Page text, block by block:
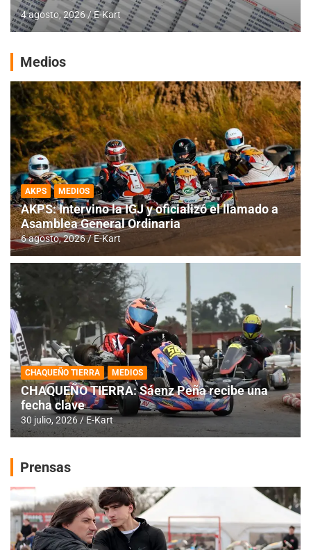
4 agosto, 2026 E-Kart
Medios
AKPS MEDIOS
AKPS: Intervino la IGJ y oficializó el llamado a
Asamblea General Ordinaria
6 agosto, 2026 E-Kart
CHAQUEÑO TIERRA MEDIOS
CHAQUEÑO TIERRA: Sáenz Peña recibe una
fecha clave
30 julio, 2026 E-Kart
Prensas